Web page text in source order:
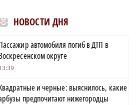
НОВОСТИ ДНЯ
автомобиля погиб в ДТП в
округе
и черные: выяснилось, какие
предпочитают нижегородцы